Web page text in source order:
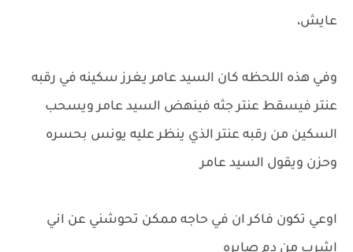
عايش،
وفي هذه اللحظه كان السيد عامر يغرز سكينه في رقبه
عنتر فيسقط عنتر جثه فينهض السيد عامر ويسحب
السكين من رقبه عنتر الذي ينظر عليه يونس بحسره
وحزن ويقول السيد عامر
اوعي تكون فاكر ان في حاجه ممكن تحوشني عن اني
اشرب من دم صابره